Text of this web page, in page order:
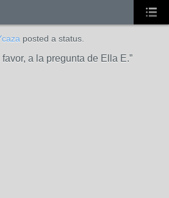
posted a status.
favor, a la pregunta de Ella E.